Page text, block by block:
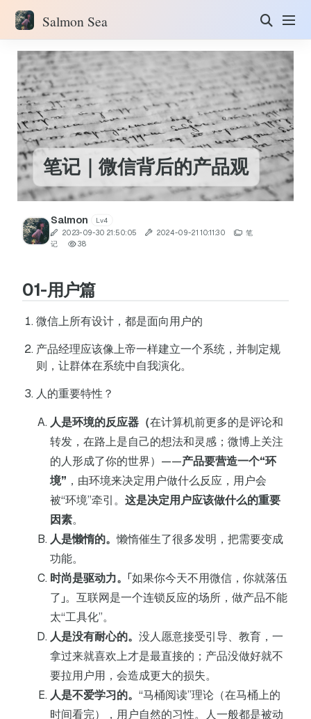
Salmon Sea
笔记｜微信背后的产品观
Salmon Lv4
2023-09-30 21:50:05 2024-09-21 10:11:30 笔
记 38
01-用户篇
微信上所有设计，都是面向用户的
产品经理应该像上帝一样建立一个系统，并制定规
则，让群体在系统中自我演化。
人的重要特性？
人是环境的反应器（在计算机前更多的是评论和
转发，在路上是自己的想法和灵感；微博上关注
的人形成了你的世界）——产品要营造一个“环
境” ，由环境来决定用户做什么反应，用户会
被“环境”牵引。这是决定用户应该做什么的重要
因素。
人是懒惰的。懒惰催生了很多发明，把需要变成
功能。
时尚是驱动力。「如果你今天不用微信，你就落伍
了」。互联网是一个连锁反应的场所，做产品不能
太“工具化”。
人是没有耐心的。没人愿意接受引导、教育，一
拿过来就喜欢上才是最直接的；产品没做好就不
要拉用户用，会造成更大的损失。
人是不爱学习的。“马桶阅读”理论（在马桶上的
时间看完），用户自然的习性。人一般都是被动